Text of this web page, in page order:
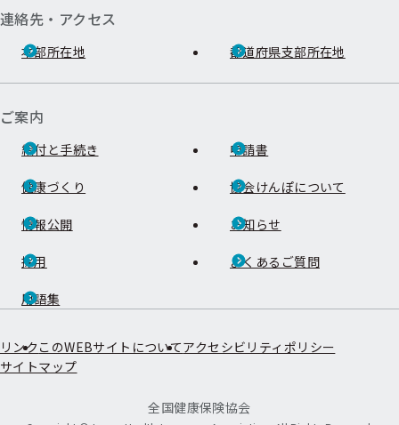
連絡先・アクセス
本部所在地 都道府県支部所在地
ご案内
給付と手続き 申請書
健康づくり 協会けんぽについて
情報公開 お知らせ
採用 よくあるご質問
用語集
リンク このWEBサイトについてアクセシビリティポリシー
サイトマップ
全国健康保険協会